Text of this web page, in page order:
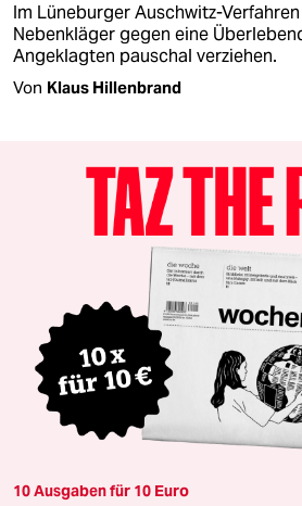
Im Lüneburger Auschwitz-
Nebenkläger gegen eine
Angeklagten pauschal verziehen.
Von Klaus Hillenbrand
10 Ausgaben für 10 Euro